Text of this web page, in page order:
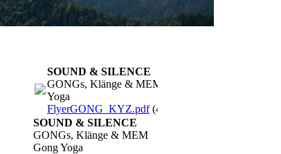
SOUND & SILENCE
GONGs, Klänge & MEM Gong
Yoga
FlyerGONG_KYZ.pdf(462.08KB)
SOUND & SILENCE
GONGs, Klänge & MEM
Gong Yoga